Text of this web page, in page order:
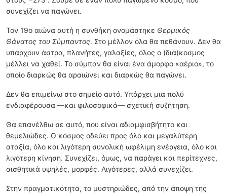
συνεχίζει να παγώνει.
Τον 19ο αιώνα αυτή η συνθήκη ονομάστηκε Θερμικός
Θάνατος του Σύμπαντος. Στο μέλλον όλα θα πεθάνουν. Δεν θα
υπάρχουν άστρα, πλανήτες, γαλαξίες, όλος ο (διά)κοσμος
μέλλει να χαθεί. Το σύμπαν θα είναι ένα άμορφο «αέριο», το
οποίο διαρκώς θα αραιώνει και διαρκώς θα παγώνει.
Δεν θα επιμείνω στο σημείο αυτό. Υπάρχει μια πολύ
ενδιαφέρουσα —και φιλοσοφικά— σχετική συζήτηση.
Θα επανέλθω σε αυτό, που είναι αδιαμφισβήτητο και
θεμελιώδες. Ο κόσμος οδεύει προς όλο και μεγαλύτερη
αταξία, όλο και λιγότερη συνολική ωφέλιμη ενέργεια, όλο και
λιγότερη κίνηση. Συνεχίζει, όμως, να παράγει και περίτεχνες,
αισθητικά υψηλές, μορφές. Λιγότερες, αλλά συνεχίζει.
Στην πραγματικότητα, το μυστηριώδες, από την άποψη της